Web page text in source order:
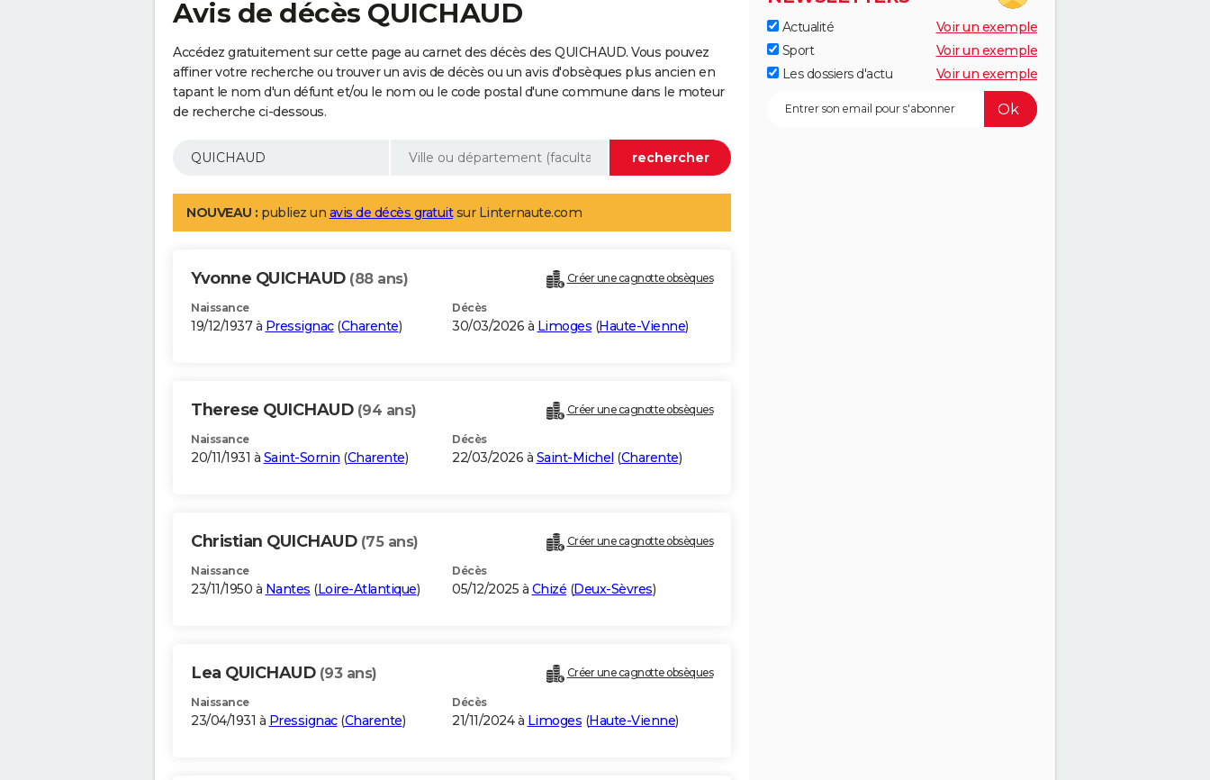
Avis de décès QUICHAUD
Accédez gratuitement sur cette page au carnet des décès des QUICHAUD. Vous pouvez
affiner votre recherche ou trouver un avis de décès ou un avis d'obsèques plus ancien en
tapant le nom d'un défunt et/ou le nom ou le code postal d'une commune dans le moteur
de recherche ci-dessous.
NOUVEAU : publiez un avis de décès gratuitsur Linternaute.com
Yvonne QUICHAUD (88 ans) Créer une cagnotte obsèques
Naissance
19/12/1937 à Pressignac(Charente)
Décès
30/03/2026 à Limoges (Haute-Vienne)
Therese QUICHAUD (94 ans) Créer une cagnotte obsèques
Naissance
20/11/1931 à Saint-Sornin (Charente)
Décès
22/03/2026 à Saint-Michel (Charente)
Christian QUICHAUD (75 ans) Créer une cagnotte obsèques
Naissance
23/11/1950 à Nantes (Loire-Atlantique)
Décès
05/12/2025 à Chizé (Deux-Sèvres)
Lea QUICHAUD (93 ans) Créer une cagnotte obsèques
Naissance
23/04/1931 à Pressignac(Charente)
Décès
21/11/2024 à Limoges (Haute-Vienne)
Actualité
Voir un exemple
Sport
Voir un exemple
Les dossiers d'actu
Voir un exemple